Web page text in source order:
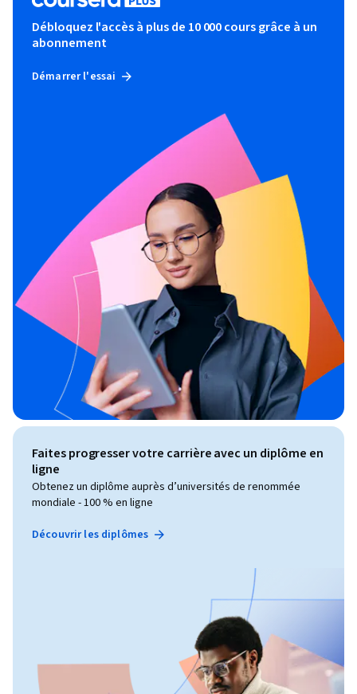
Débloquez l'accès à plus de 10 000 cours grâce à un
abonnement
Démarrer l'essai
Faites progresser votre carrière avec un diplôme en
ligne
Obtenez un diplôme auprès d’universités de renommée
mondiale - 100 % en ligne
Découvrir les diplômes